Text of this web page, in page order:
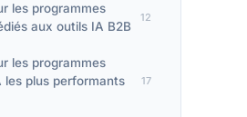
les programmes
aux outils IA B2B
12
les programmes
les plus performants
17